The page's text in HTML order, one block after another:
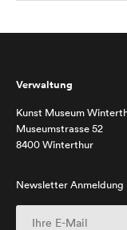
Verwaltung
Kunst Museum
Museumstrasse 52
8400 Winterthur
Newsletter Anmeldung